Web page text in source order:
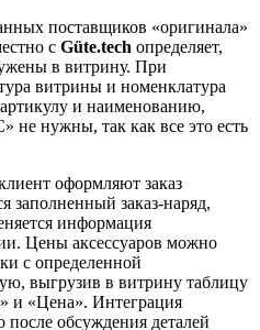
поставщиков «оригинала»
с Güte.tech определяет,
в витрину. При
витрины и номенклатура
и наименованию,
не нужны, так как все это есть
оформляют заказ
заполненный заказ-наряд,
информация
Цены аксессуаров можно
с определенной
выгрузив в витрину таблицу
и «Цена». Интеграция
после обсуждения деталей